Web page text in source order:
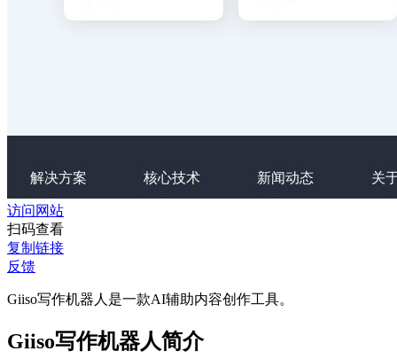
访问网站
扫码查看
复制链接
反馈
Giiso写作机器人是一款AI辅助内容创作工具。
Giiso写作机器人简介